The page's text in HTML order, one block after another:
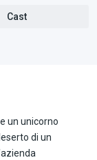
Cast
un unicorno
di un